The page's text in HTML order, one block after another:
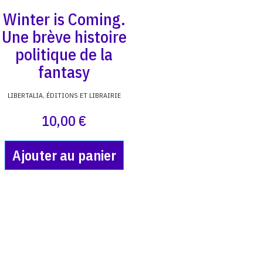
Winter is Coming.
Une brève histoire
politique de la
fantasy
LIBERTALIA, ÉDITIONS ET LIBRAIRIE
10,00 €
Ajouter au panier